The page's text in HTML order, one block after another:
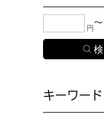
下限金額・
円
キーワード